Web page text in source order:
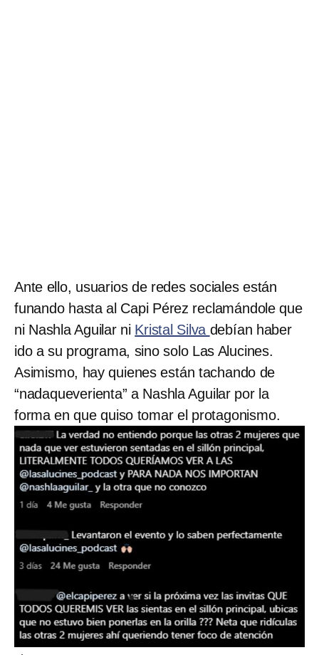
Ante ello, usuarios de redes sociales están
funando hasta al Capi Pérez reclamándole que
ni Nashla Aguilar ni Kristal Silva debían haber
ido a su programa, sino solo Las Alucines.
Asimismo, hay quienes están tachando de
“nadaqueverienta” a Nashla Aguilar por la
forma en que quiso tomar el protagonismo.